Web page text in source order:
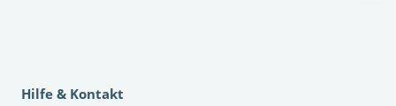
Hilfe & Kontakt